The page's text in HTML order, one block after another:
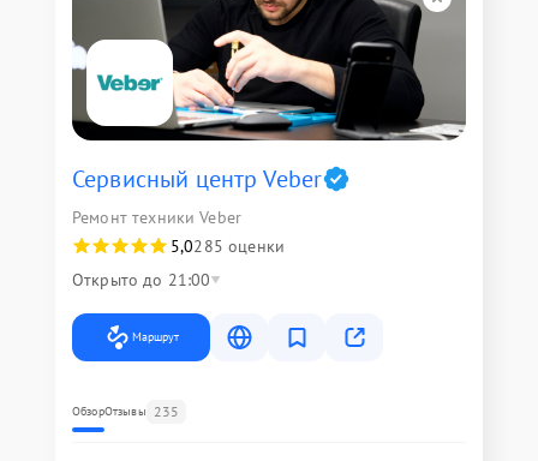
Сервисный центр Veber
Ремонт техники Veber
5,0285 оценки
Открыто до 21:00
Маршрут
ОбзорОтзывы 235